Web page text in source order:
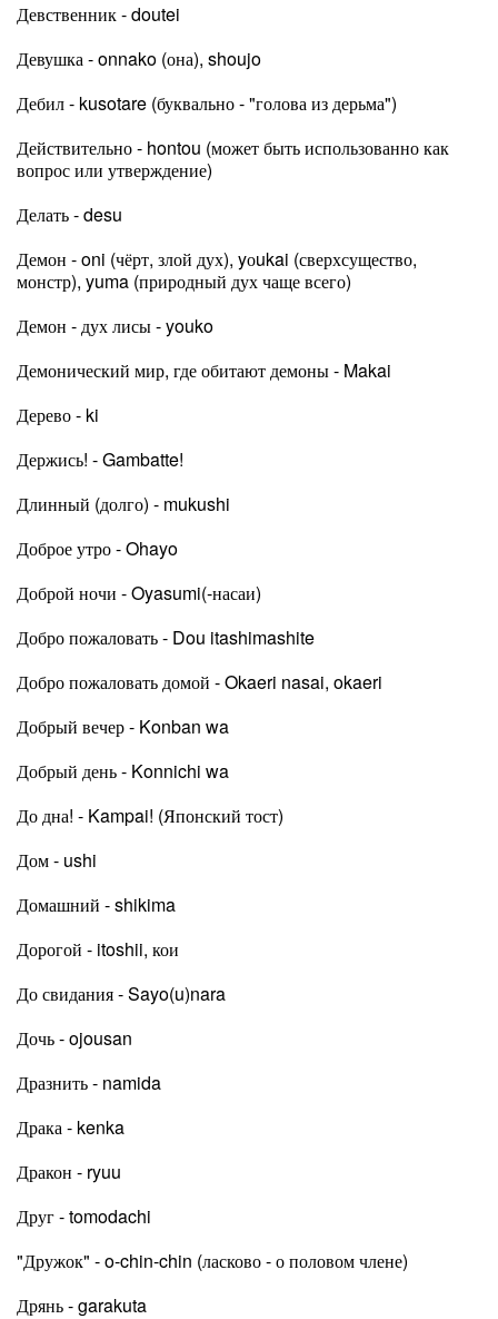
Девственник - doutei
Девушка - onnako (она), shoujo
Дебил - kusotare (буквально - "голова из дерьма")
Действительно - hontou (может быть использованно как
вопрос или утверждение)
Делать - desu
Демон - oni (чёрт, злой дух), yоukai (сверхсущество,
монстр), yuma (природный дух чаще всего)
Демон - дух лисы - youko
Демонический мир, где обитают демоны - Makai
Дерево - ki
Держись! - Gambatte!
Длинный (долго) - mukushi
Доброе утро - Ohayo
Доброй ночи - Oyasumi(-насаи)
Добро пожаловать - Dou itashimashite
Добро пожаловать домой - Okaeri nasai, okaeri
Добрый вечер - Konban wa
Добрый день - Konnichi wa
До дна! - Kampai! (Японский тост)
Дом - ushi
Домашний - shikima
Дорогой - itoshii, кои
До свидания - Sayo(u)nara
Дочь - ojousan
Дразнить - namida
Драка - kenka
Дракон - ryuu
Друг - tomodachi
"Дружок" - o-chin-chin (ласково - о половом члене)
Дрянь - garakuta